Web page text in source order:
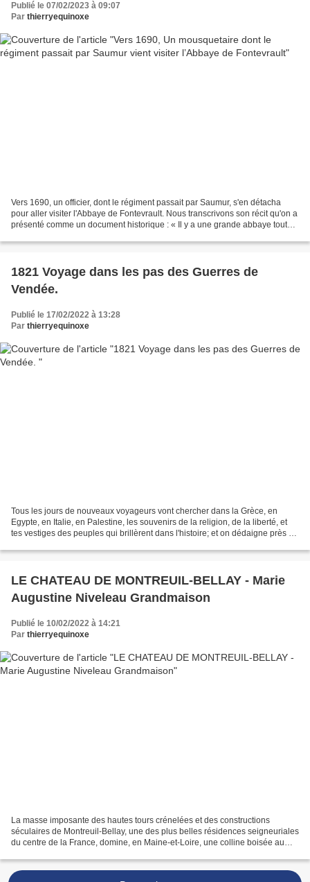
Publié le 07/02/2023 à 09:07
Par thierryequinoxe
Vers 1690, un officier, dont le régiment passait par Saumur, s'en détacha
pour aller visiter l'Abbaye de Fontevrault. Nous transcrivons son récit qu'on a
présenté comme un document historique : « Il y a une grande abbaye tout
1821 Voyage dans les pas des Guerres de
Vendée.
Publié le 17/02/2022 à 13:28
Par thierryequinoxe
Tous les jours de nouveaux voyageurs vont chercher dans la Grèce, en
Egypte, en Italie, en Palestine, les souvenirs de la religion, de la liberté, et
tes vestiges des peuples qui brillèrent dans l'histoire; et on dédaigne près de
LE CHATEAU DE MONTREUIL-BELLAY - Marie
Augustine Niveleau Grandmaison
Publié le 10/02/2022 à 14:21
Par thierryequinoxe
La masse imposante des hautes tours crénelées et des constructions
séculaires de Montreuil-Bellay, une des plus belles résidences seigneuriales
du centre de la France, domine, en Maine-et-Loire, une colline boisée au